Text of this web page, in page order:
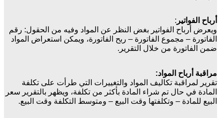
أرباح الفواتير :
ويعرض أرباح الفواتير بغض النظر عن المواد وفيه من الحقول: رقم
الفاتورة – مجموع الفاتورة – ربح الفاتورة، ويمكن استعراض المواد
ضمن الفاتورة من خلال التقرير.
مراقبة أرباح المواد:
تقرير لمراقبة تكاليف المواد والتغييرات التي طرأت على تكلفة
المادة في حال تم شراء المادة بأكثر من تكلفة، ويظهر بالتقرير سعر
البيع للمادة – وتكلفتها وقت البيع – ومتوسط التكلفة وقت البيع.